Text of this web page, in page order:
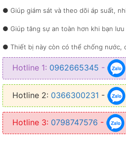
● Giúp giám sát và theo dõi áp suất,
● Giúp tăng sự an toàn hơn khi bạn
● Thiết bị này còn có thể chống nước,
● Tốt cho môi trường và tiết kiệm cho
● Giúp lốp xe luôn được ở trong tình
● Cảm biến có tuổi thọ cao mà quá
Hotline 1: 0962665345 -
Hotline 2: 0366300231 -
Hotline 3: 0798747576 -